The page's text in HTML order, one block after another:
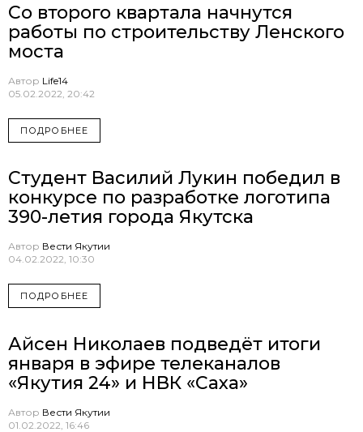
Со второго квартала начнутся
работы по строительству Ленского
моста
Автор Life14
05.02.2022, 20:42
ПОДРОБНЕЕ
Студент Василий Лукин победил в
конкурсе по разработке логотипа
390-летия города Якутска
Автор Вести Якутии
04.02.2022, 10:30
ПОДРОБНЕЕ
Айсен Николаев подведёт итоги
января в эфире телеканалов
«Якутия 24» и НВК «Саха»
Автор Вести Якутии
01.02.2022, 16:46